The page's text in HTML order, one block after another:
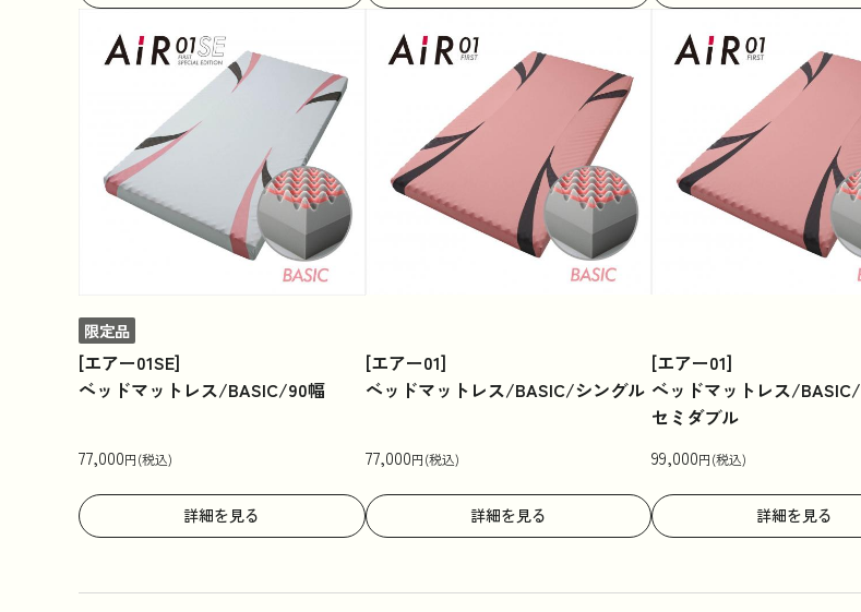
限定品
[エアー01SE]
ベッドマットレス/BASIC/90幅
77,000円(税込)
詳細を見る
[エアー01]
ベッドマットレス/BASIC/シングル
77,000円(税込)
詳細を見る
[エアー01]
ベッドマットレス/BASIC/
セミダブル
99,000円(税込)
詳細を見る